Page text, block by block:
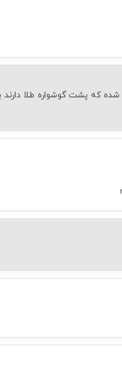
که پشت گوشواره طلا